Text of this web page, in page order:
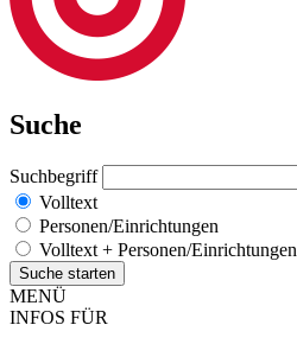
Suche
Suchbegriff
Volltext
Personen/Einrichtungen
Volltext + Personen/Einrichtungen
MENÜ
INFOS FÜR